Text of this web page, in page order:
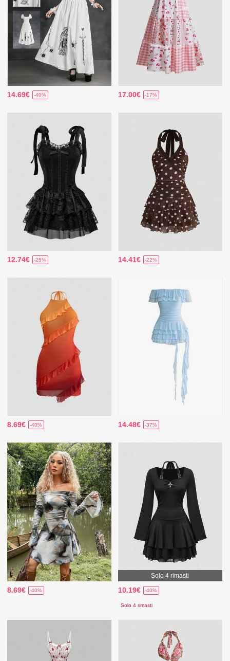
14.69€ -40% 17.00€ -17%
12.74€ -25% 14.41€ -22%
8.69€ -40% 14.48€ -37%
8.69€ -40%
Solo 4 rimasti
10.19€ -40%
Solo 4 rimasti